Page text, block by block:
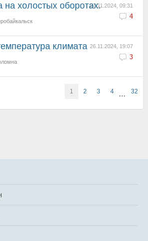
27.11.2024, 09:31
4
на холостых оборотах.
26.11.2024, 19:07
3
климата
1 2 3 4 … 32